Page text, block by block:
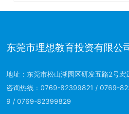
东莞市理想教育投资有限公
地址：东莞市松山湖园区研发五路2号
咨询热线：0769-82399821 /0769-
9 /0769-82399829